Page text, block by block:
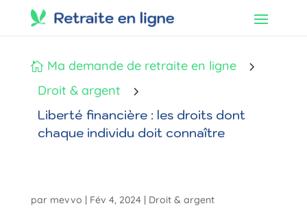
 Ma demande de retraite en ligne
5
Droit & argent
5
Liberté financière : les droits dont
chaque individu doit connaître
par mevvo | Fév 4, 2024| Droit & argent